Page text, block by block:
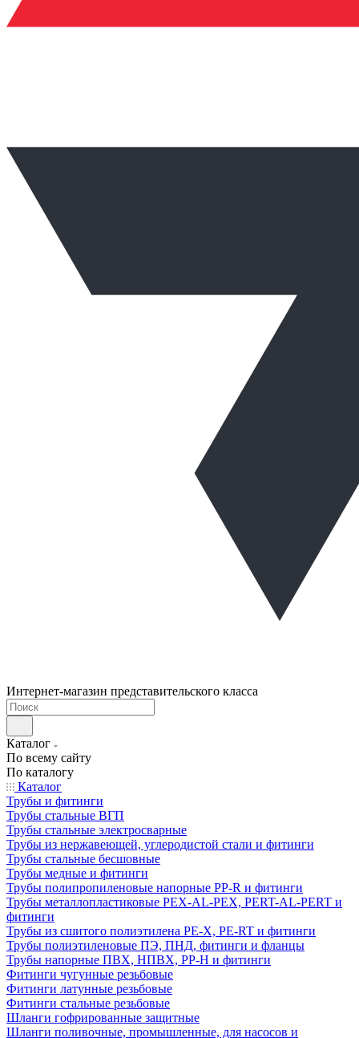
Интернет-магазин представительского класса
Каталог
По всему сайту
По каталогу
Каталог
Трубы и фитинги
Трубы стальные ВГП
Трубы стальные электросварные
Трубы из нержавеющей, углеродистой стали и фитинги
Трубы стальные бесшовные
Трубы медные и фитинги
Трубы полипропиленовые напорные PP-R и фитинги
Трубы металлопластиковые PEX-AL-PEX, PERT-AL-PERT и
фитинги
Трубы из сшитого полиэтилена PE-X, PE-RT и фитинги
Трубы полиэтиленовые ПЭ, ПНД, фитинги и фланцы
Трубы напорные ПВХ, НПВХ, PP-H и фитинги
Фитинги чугунные резьбовые
Фитинги латунные резьбовые
Фитинги стальные резьбовые
Шланги гофрированные защитные
Шланги поливочные, промышленные, для насосов и